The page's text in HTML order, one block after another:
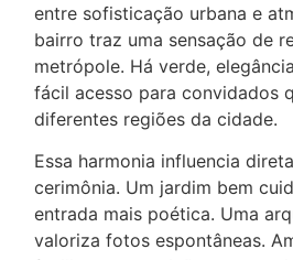
entre sofisticação urbana e
bairro traz uma sensação de
metrópole. Há verde,
fácil acesso para convidados
diferentes regiões da cidade.
Essa harmonia influencia
cerimônia. Um jardim bem
entrada mais poética. Uma
valoriza fotos espontâneas.